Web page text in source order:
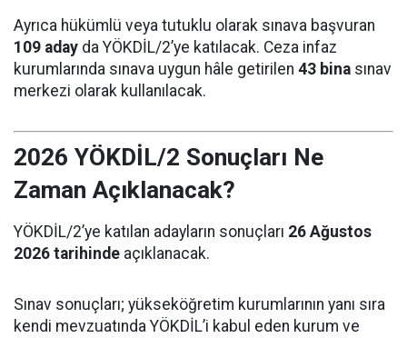
Ayrıca hükümlü veya tutuklu olarak sınava başvuran
109 aday da YÖKDİL/2’ye katılacak. Ceza infaz
kurumlarında sınava uygun hâle getirilen 43 bina sınav
merkezi olarak kullanılacak.
2026 YÖKDİL/2 Sonuçları Ne
Zaman Açıklanacak?
YÖKDİL/2’ye katılan adayların sonuçları 26 Ağustos
2026 tarihinde açıklanacak.
Sınav sonuçları; yükseköğretim kurumlarının yanı sıra
kendi mevzuatında YÖKDİL’i kabul eden kurum ve